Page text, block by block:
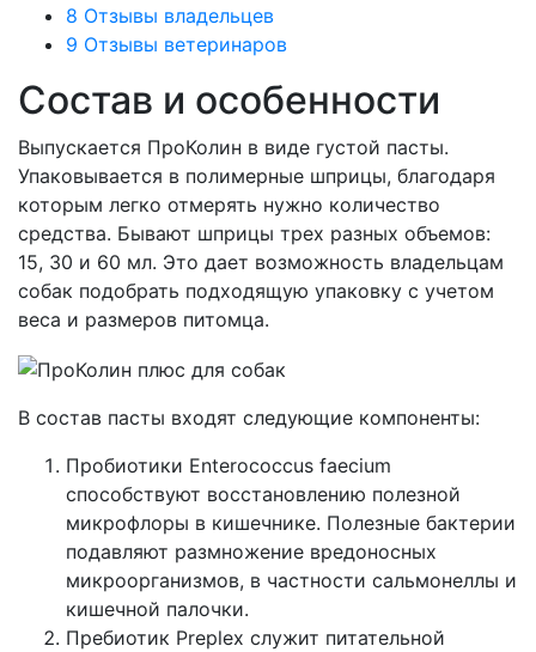
8 Отзывы владельцев
9 Отзывы ветеринаров
Состав и особенности
Выпускается ПроКолин в виде густой пасты.
Упаковывается в полимерные шприцы, благодаря
которым легко отмерять нужно количество
средства. Бывают шприцы трех разных объемов:
15, 30 и 60 мл. Это дает возможность владельцам
собак подобрать подходящую упаковку с учетом
веса и размеров питомца.
В состав пасты входят следующие компоненты:
Пробиотики Enterococcus faecium
способствуют восстановлению полезной
микрофлоры в кишечнике. Полезные бактерии
подавляют размножение вредоносных
микроорганизмов, в частности сальмонеллы и
кишечной палочки.
Пребиотик Preplex служит питательной